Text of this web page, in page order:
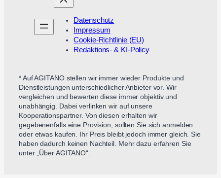
Datenschutz
Impressum
Cookie-Richtlinie (EU)
Redaktions- & KI-Policy
* Auf AGITANO stellen wir immer wieder Produkte und
Dienstleistungen unterschiedlicher Anbieter vor. Wir
vergleichen und bewerten diese immer objektiv und
unabhängig. Dabei verlinken wir auf unsere
Kooperationspartner. Von diesen erhalten wir
gegebenenfalls eine Provision, sollten Sie sich anmelden
oder etwas kaufen. Ihr Preis bleibt jedoch immer gleich. Sie
haben dadurch keinen Nachteil. Mehr dazu erfahren Sie
unter „Über AGITANO“.